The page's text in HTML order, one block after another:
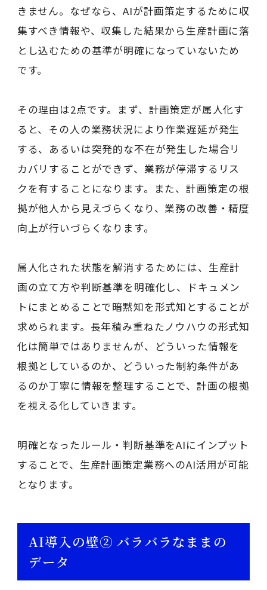
きません。なぜなら、AIが計画策定するために収
集すべき情報や、収集した結果から生産計画に落
とし込むための基準が明確になっていないため
です。
その理由は2点です。まず、計画策定が属人化す
ると、その人の業務状況により作業遅延が発生
する、あるいは突発的な不在が発生した場合リ
カバリすることができず、業務が停滞するリス
クを有することになります。また、計画策定の根
拠が他人から見えづらくなり、業務の改善・精度
向上が行いづらくなります。
属人化された状態を解消するためには、生産計
画の立て方や判断基準を明確化し、ドキュメン
トにまとめることで暗黙知を形式知とすることが
求められます。長年積み重ねたノウハウの形式知
化は簡単ではありませんが、どういった情報を
根拠としているのか、どういった制約条件があ
るのか丁寧に情報を整理することで、計画の根拠
を視える化していきます。
明確となったルール・判断基準をAIにインプット
することで、生産計画策定業務へのAI活用が可能
となります。
AI導入の壁② バラバラなままの
データ